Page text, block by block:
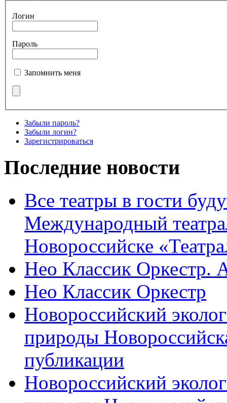
Логин
Пароль
Запомнить меня
Забыли пароль?
Забыли логин?
Зарегистрироваться
Последние новости
Все театры в гости
Международный
Новороссийске
Нео Классик Оркестр.
Нео Классик Оркестр
Новороссийский
природы
публикации
Новороссийский